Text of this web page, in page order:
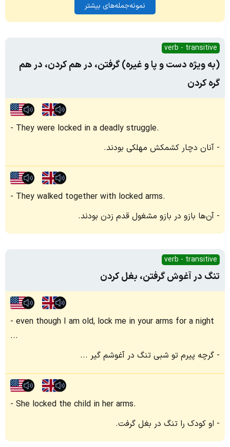
نمونه‌جمله‌های بیشتر
verb - transitive
(به ویژه دست و پا و غیره) گرفتن، در هم کردن، در هم
گره کردن
They were locked in a deadly struggle.
آنان دچار کشمکش مهلکی بودند.
They walked together with locked arms.
آن‌ها بازو در بازو مشغول قدم زدن بودند.
verb - transitive
تنگ در آغوش گرفتن، بغل کردن
even though I am old, lock me in your arms for a night
...
گرچه پیرم تو شبی تنگ در آغوشم گیر ...
She locked the child in her arms.
او کودک را تنگ در بغل گرفت.